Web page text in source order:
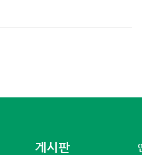
게시판